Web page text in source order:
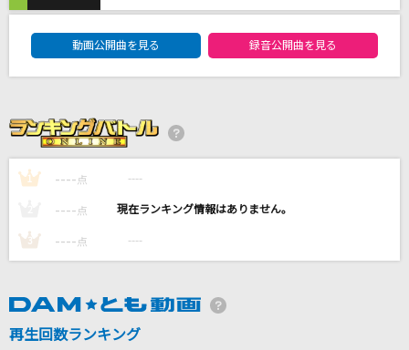
[生音]裸の勇者
Vaundy
Kanaria
スキマスイッチ
動画公開曲を見る 録音公開曲を見る
1 ---- 点 ----
---- 点 ----
3 ---- 点 ----
再生回数ランキング